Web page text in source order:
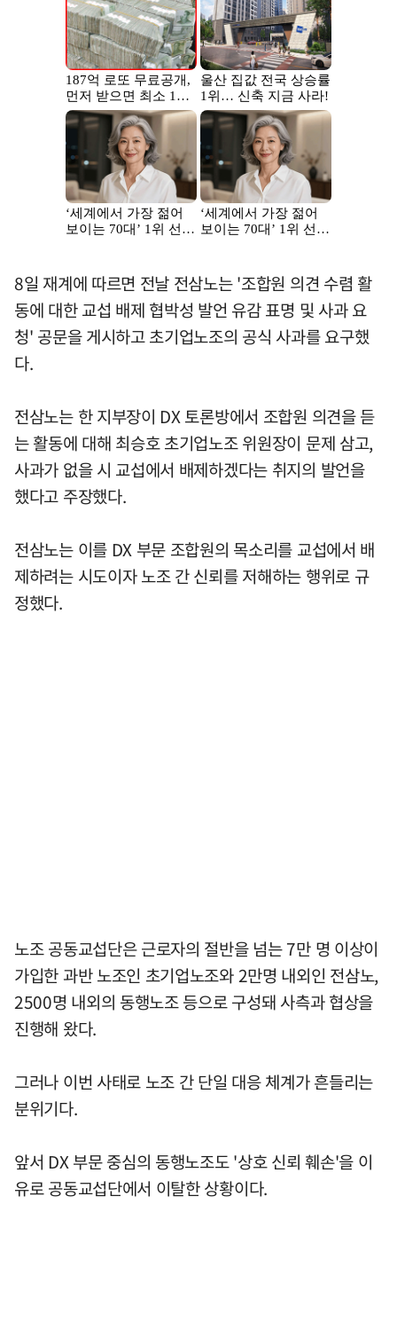
8일 재계에 따르면 전날 전삼노는 '조합원 의견 수렴 활
동에 대한 교섭 배제 협박성 발언 유감 표명 및 사과 요
청' 공문을 게시하고 초기업노조의 공식 사과를 요구했
다.
전삼노는 한 지부장이 DX 토론방에서 조합원 의견을 듣
는 활동에 대해 최승호 초기업노조 위원장이 문제 삼고,
사과가 없을 시 교섭에서 배제하겠다는 취지의 발언을
했다고 주장했다.
전삼노는 이를 DX 부문 조합원의 목소리를 교섭에서 배
제하려는 시도이자 노조 간 신뢰를 저해하는 행위로 규
정했다.
노조 공동교섭단은 근로자의 절반을 넘는 7만 명 이상이
가입한 과반 노조인 초기업노조와 2만명 내외인 전삼노,
2500명 내외의 동행노조 등으로 구성돼 사측과 협상을
진행해 왔다.
그러나 이번 사태로 노조 간 단일 대응 체계가 흔들리는
분위기다.
앞서 DX 부문 중심의 동행노조도 '상호 신뢰 훼손'을 이
유로 공동교섭단에서 이탈한 상황이다.